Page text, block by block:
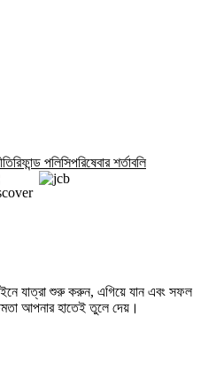
রিফান্ড পলিসিপরিষেবার শর্তাবলি
যাত্রা শুরু করুন, এগিয়ে যান এবং সফল
আপনার হাতেই তুলে দেয়।